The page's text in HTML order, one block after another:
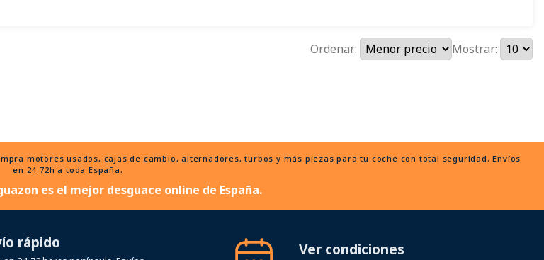
Ordenar: Mostrar:
en 24-72h a toda España.
es el mejor desguace online de España.
en 24-72 horas península. Envíos
según país
condiciones de garantía